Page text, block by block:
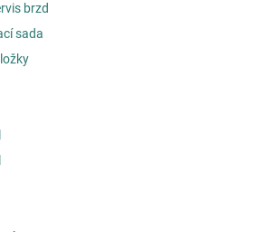
brzd
sada